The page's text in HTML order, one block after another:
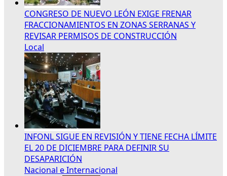
CONGRESO DE NUEVO LEÓN EXIGE FRENAR
FRACCIONAMIENTOS EN ZONAS SERRANAS Y
REVISAR PERMISOS DE CONSTRUCCIÓN
Local
INFONL SIGUE EN REVISIÓN Y TIENE FECHA LÍMITE
EL 20 DE DICIEMBRE PARA DEFINIR SU
DESAPARICIÓN
Nacional e Internacional